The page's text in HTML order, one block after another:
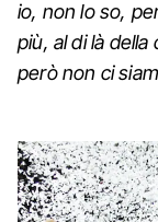
io, non lo so,
più, al di là
però non ci